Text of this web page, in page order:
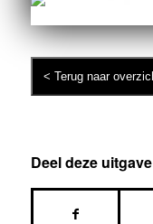
Deel deze uitgave